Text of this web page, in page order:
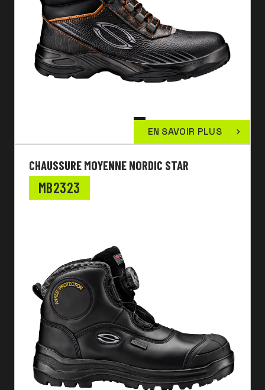
EN SAVOIR PLUS
CHAUSSURE MOYENNE NORDIC STAR
MB2323